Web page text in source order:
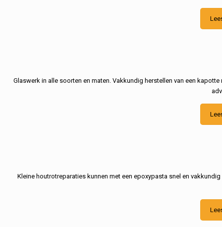
Glaswerk in alle soorten en maten. Vakkundig herstellen van een
Kleine houtrotreparaties kunnen met een epoxypasta snel en